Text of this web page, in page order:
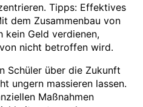
Tipps: Effektives
dem Zusammenbau von
kein Geld verdienen,
nicht betroffen wird.
Schüler über die Zukunft
ungern massieren lassen.
Maßnahmen